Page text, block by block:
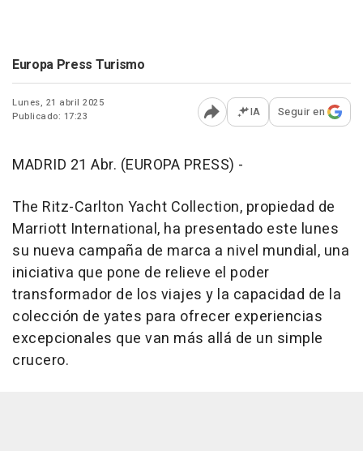
Europa Press Turismo
Lunes, 21 abril 2025
Publicado: 17:23
Abrir opciones para
IA Seguir en
MADRID 21 Abr. (EUROPA PRESS) -
The Ritz-Carlton Yacht Collection, propiedad de
Marriott International, ha presentado este lunes
su nueva campaña de marca a nivel mundial, una
iniciativa que pone de relieve el poder
transformador de los viajes y la capacidad de la
colección de yates para ofrecer experiencias
excepcionales que van más allá de un simple
crucero.